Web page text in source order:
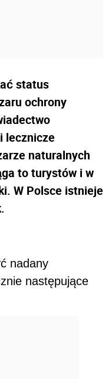
status
ochrony
lecznicze
naturalnych
to turystów i w
W Polsce istnieje
nadany
następujące